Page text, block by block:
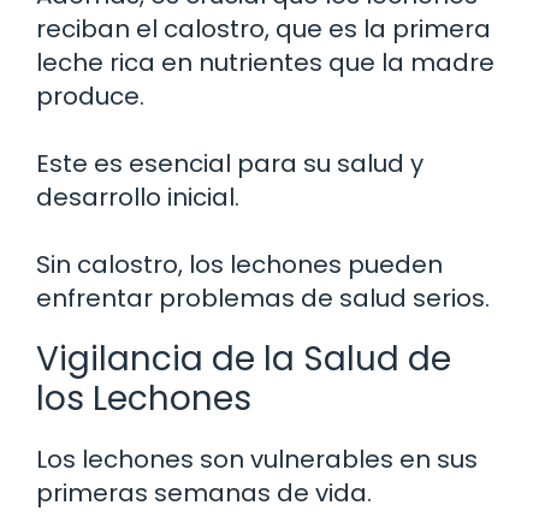
reciban el calostro, que es la primera
leche rica en nutrientes que la madre
produce.
Este es esencial para su salud y
desarrollo inicial.
Sin calostro, los lechones pueden
enfrentar problemas de salud serios.
Vigilancia de la Salud de
los Lechones
Los lechones son vulnerables en sus
primeras semanas de vida.